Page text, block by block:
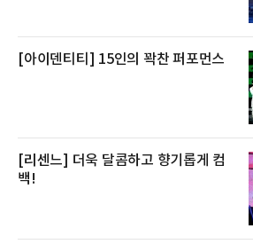
[아이덴티티] 15인의 꽉찬 퍼포먼스
[리센느] 더욱 달콤하고 향기롭게 컴
백!